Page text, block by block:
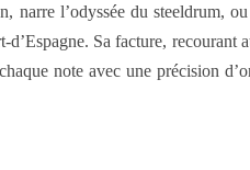
l’odyssée du steeldrum,
Sa facture, recourant
note avec une précision